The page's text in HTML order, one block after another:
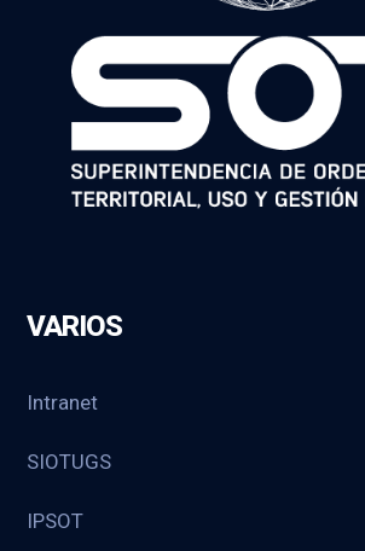
VARIOS
Intranet
SIOTUGS
IPSOT